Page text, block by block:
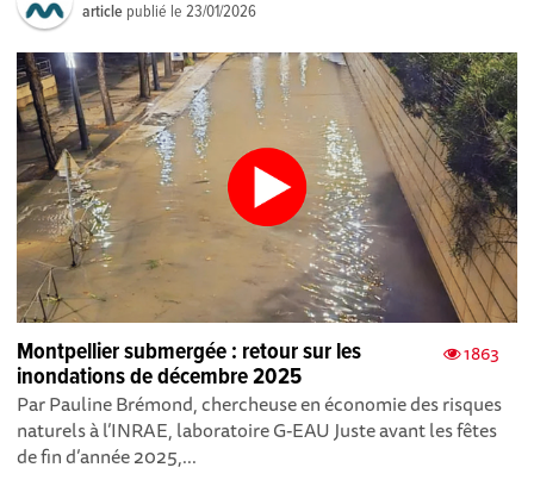
article publié le23/01/2026
1863
Montpellier submergée : retour sur les
inondations de décembre 2025
Par Pauline Brémond, chercheuse en économie des risques
naturels à l’INRAE, laboratoire G-EAU Juste avant les fêtes
de fin d’année 2025,...